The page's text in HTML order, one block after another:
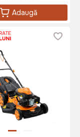
Adaugă